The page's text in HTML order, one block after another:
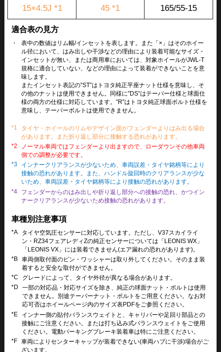
15×4.5J *1 45 *1 165/55-15
適合表の見方
・
表中の数値はリム幅/インセットを表します。また「×」はそのホイー
ル径において、はみ出しや干渉などの理由により装着可能なサイズ・
インセットが無い、または商用車においては、対象ホイールがJWL-T
規格に適合していない、などの理由によって装着ができないことを意
味します。
またインセット表記の”ST”はトヨタ純正平座ナット仕様を意味し、そ
の他のナットは使用できません。同様に”DS”はテーパー仕様と球面仕
様の両方の仕様に対応しています。”R”はトヨタ純正球面ボルト仕様を
意味し、テーパーボルトは使用できません。
*1
タイヤ・ホイールのリムやデザイン面がフェンダーよりはみ出る場合
があります。また折り返し部分に接触する恐れがあります。
*2
ノーマル車両ではフェンダーより出ますので、ローダウンその他車両
側での調整が必要です。
*3
インナークリアランスが少ないため、車両誤差・タイヤ銘柄等により
接触の恐れがあります。また、ハンドル旋回時のクリアランスが少な
いため、車両誤差・タイヤ銘柄等により接触の恐れがあります。
*4
フェンダーからのはみ出しや折り返し部分への接触の恐れ、かつイン
ナークリアランスが少ないため接触の恐れがあります。
車種別注意事項
*A
タイヤ空気圧センサーに対応しています。ただし、V37スカイライ
ン・RZ34フェアレディZの純正センサーについては「LEONIS WX」
「LEONIS VX」には装着できません(エア漏れの恐れがあります)。
*B 車両側取付面のピン・ワッシャーは取り外してください。そのまま装
着すると安全な取付ができません。
*C
グレードによって、タイヤ外径が異なる場合があります。
*D
一部の対応品・対応サイズを除き、純正の球面ナット・ボルトは使用
できません。別途テーパーナット・ボルトをご用意ください。なお対
応可否はホイールページ内のサイズ表PDFをご参照ください。
*E
インナー側の貼付バランスウェイトと、キャリパーや足回り部品との
接触にご注意ください。または打ち込み式バランスウェイトをご使用
ください。電動パーキングブレーキ装着車は特にご注意ください。
*F 車両によりセンターキャップが装着できない(車両ハブに干渉)場合がご
ざいます。